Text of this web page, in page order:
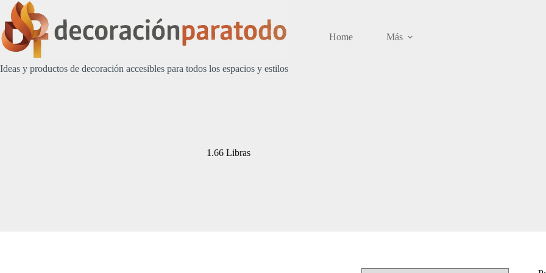
Saltar
contenido
Ideas y productos de decoración accesibles para todos los espacios y estilos
Home Más
1.66 Libras